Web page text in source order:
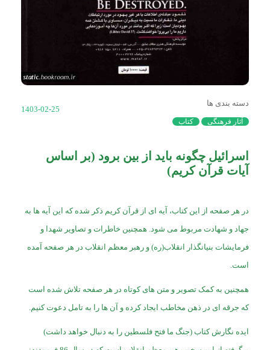
1403-02-25
دسته بندی ها
آثار فرهنگی کتاب
اسرائیل چگونه باید از بین برود (بر اساس
آیات قرآن کریم)
در هر صفحه از این کتاب، آیه ای از قرآن کریم ذکر شده که این آیه ها به
جهاد و شهادت مربوط می شود. همچنین خاطرات و تصاویر شهدا و
فرمایشات بنیانگذار انقلاب(ره) و رهبر معظم انقلاب در هر صفحه آمده
است.
همچنین به کمک تصویر و متن های کوتاه در هر صفحه تلاش شده است
که جرقه ای در ذهن مخاطب ایجاد کرده و آن ها را به تامل دعوت کنیم.
ایده نگارش کتاب (جنگ ما فتح فلسطین را به دنبال خواهد داشت)